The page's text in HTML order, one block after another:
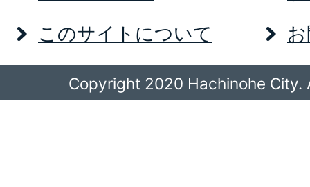
このサイトについて
Copyright 2020 Hachinohe City.